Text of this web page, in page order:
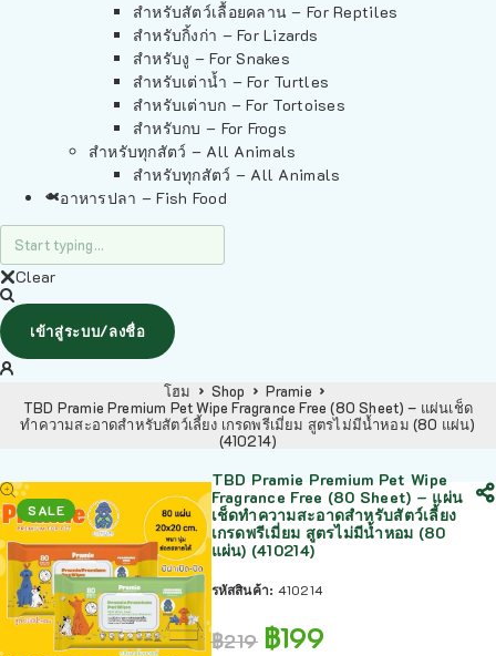
สำหรับสัตว์เลื้อยคลาน – For Reptiles
สำหรับกิ้งก่า – For Lizards
สำหรับงู – For Snakes
สำหรับเต่าน้ำ – For Turtles
สำหรับเต่าบก – For Tortoises
สำหรับกบ – For Frogs
สำหรับทุกสัตว์ – All Animals
สำหรับทุกสัตว์ – All Animals
อาหารปลา – Fish Food
Clear
เข้าสู่ระบบ/ลงชื่อ
โฮม Shop
Pramie
TBD Pramie Premium Pet Wipe Fragrance Free (80 Sheet) – แผ่นเช็ด
ทำความสะอาดสำหรับสัตว์เลี้ยง เกรดพรีเมี่ยม สูตรไม่มีน้ำหอม (80 แผ่น)
(410214)
SALE
TBD Pramie Premium Pet Wipe
Fragrance Free (80 Sheet) – แผ่น
เช็ดทำความสะอาดสำหรับสัตว์เลี้ยง
เกรดพรีเมี่ยม สูตรไม่มีน้ำหอม (80
แผ่น) (410214)
รหัสสินค้า: 410214
฿219 ฿199